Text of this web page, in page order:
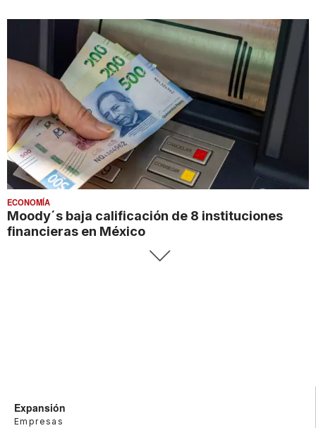
ECONOMÍA
Moody´s baja calificación de 8 instituciones
financieras en México
Expansión
Empresas